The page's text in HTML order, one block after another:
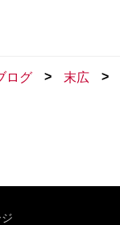
ログ > 末広 >